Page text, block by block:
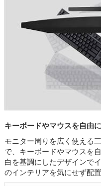
キーボードやマウスを自由
モニター周りを広く使える
で、キーボードやマウスを
白を基調にしたデザインで
のインテリアを気にせず配